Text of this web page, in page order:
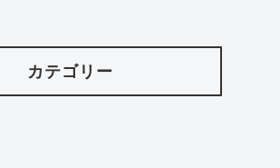
カテゴリー